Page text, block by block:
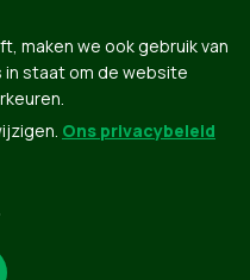
maken we ook gebruik van
staat om de website
Ons privacybeleid